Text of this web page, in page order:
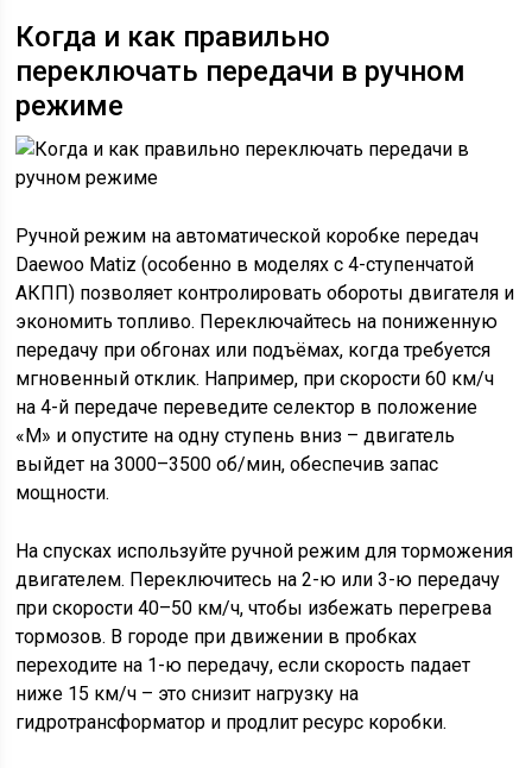
Когда и как правильно
переключать передачи в ручном
режиме
Ручной режим на автоматической коробке передач
Daewoo Matiz (особенно в моделях с 4-ступенчатой
АКПП) позволяет контролировать обороты двигателя и
экономить топливо. Переключайтесь на пониженную
передачу при обгонах или подъёмах, когда требуется
мгновенный отклик. Например, при скорости 60 км/ч
на 4-й передаче переведите селектор в положение
«M» и опустите на одну ступень вниз – двигатель
выйдет на 3000–3500 об/мин, обеспечив запас
мощности.
На спусках используйте ручной режим для торможения
двигателем. Переключитесь на 2-ю или 3-ю передачу
при скорости 40–50 км/ч, чтобы избежать перегрева
тормозов. В городе при движении в пробках
переходите на 1-ю передачу, если скорость падает
ниже 15 км/ч – это снизит нагрузку на
гидротрансформатор и продлит ресурс коробки.